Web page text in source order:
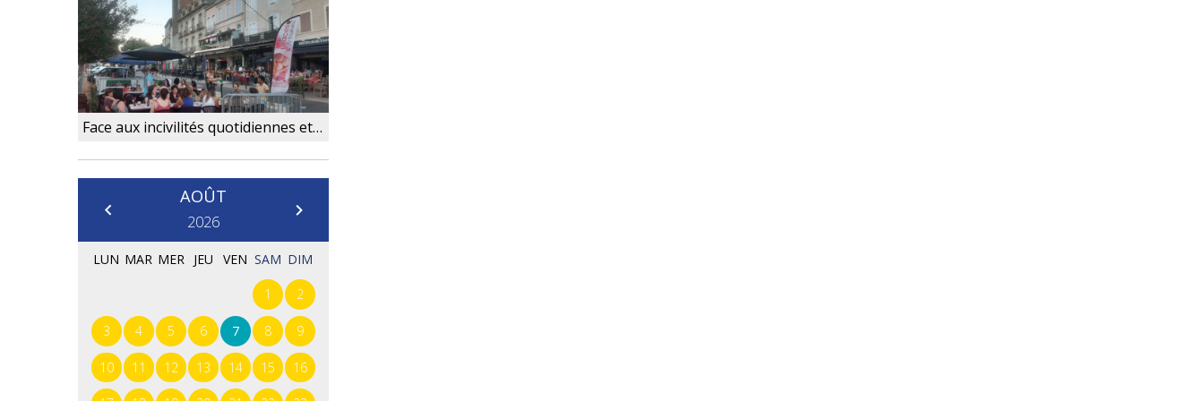
Face aux incivilités quotidiennes et afin de garantir la quiétude aux Villeneuvois, la Ville ne
AOÛT
2026
LUN MAR MER JEU VEN SAM DIM
1 2
3 4 5 6 7 8 9
10 11 12 13 14 15 16